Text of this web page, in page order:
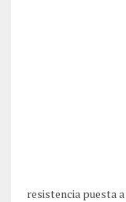
resistencia puesta